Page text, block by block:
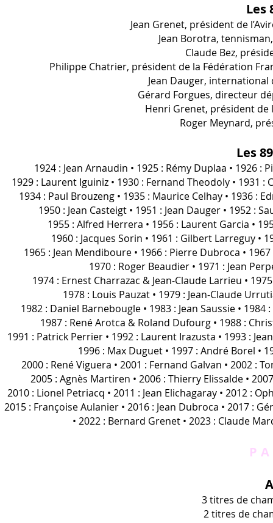
Les
Jean Grenet, président de
Jean Borotra,
Claude Bez,
Philippe Chatrier, président de la Fédération
Jean Dauger,
Gérard Forgues, directeur
Henri Grenet, président de
Roger Meynard,
Les 89
1924 : Jean Arnaudin • 1925 : Rémy Duplaa • 1926 :
1929 : Laurent Iguiniz • 1930 : Fernand Theodoly • 1931
1934 : Paul Brouzeng • 1935 : Maurice Celhay • 1936 :
1950 : Jean Casteigt • 1951 : Jean Dauger • 1952 :
1955 : Alfred Herrera • 1956 : Laurent Garcia •
1960 : Jacques Sorin • 1961 : Gilbert Larreguy •
1965 : Jean Mendiboure • 1966 : Pierre Dubroca •
1970 : Roger Beaudier • 1971 : Jean
1974 : Ernest Charrazac & Jean-Claude Larrieu •
1978 : Louis Pauzat • 1979 : Jean-Claude
1982 : Daniel Barnebougle • 1983 : Jean Saussie •
1987 : René Arotca & Roland Dufourg • 1988 :
1991 : Patrick Perrier • 1992 : Laurent Irazusta • 1993 :
1996 : Max Duguet • 1997 : André Borel •
2000 : René Viguera • 2001 : Fernand Galvan • 2002 :
2005 : Agnès Martiren • 2006 : Thierry Elissalde •
2010 : Lionel Petriacq • 2011 : Jean Elichagaray • 2012 :
2015 : Françoise Aulanier • 2016 : Jean Dubroca • 2017 :
• 2022 : Bernard Grenet • 2023 : Claude
3 titres de
2 titres de